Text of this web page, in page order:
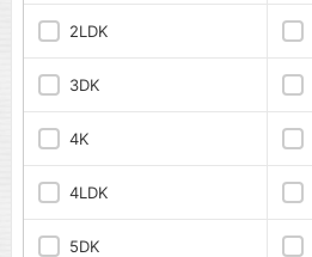
2LDK
3DK
4K
4LDK
5DK